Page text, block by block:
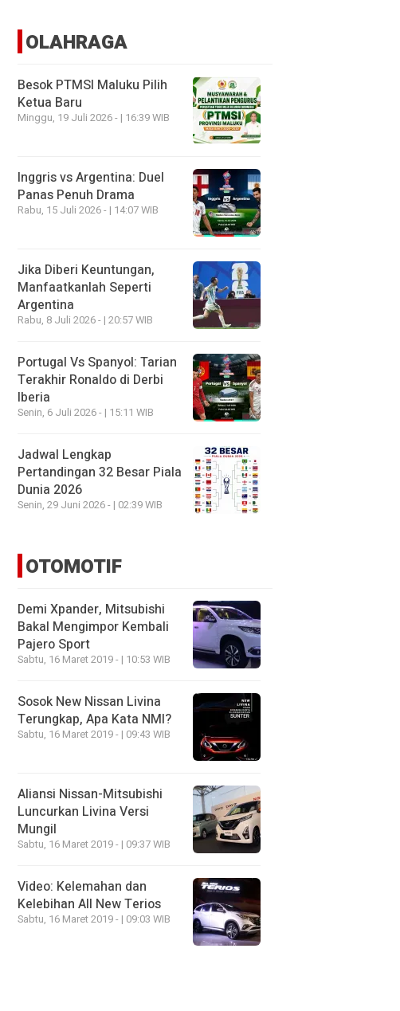
OLAHRAGA
Besok PTMSI Maluku Pilih
Ketua Baru
Minggu, 19 Juli 2026 - | 16:39 WIB
Inggris vs Argentina: Duel
Panas Penuh Drama
Rabu, 15 Juli 2026 - | 14:07 WIB
Jika Diberi Keuntungan,
Manfaatkanlah Seperti
Argentina
Rabu, 8 Juli 2026 - | 20:57 WIB
Portugal Vs Spanyol: Tarian
Terakhir Ronaldo di Derbi
Iberia
Senin, 6 Juli 2026 - | 15:11 WIB
Jadwal Lengkap
Pertandingan 32 Besar Piala
Dunia 2026
Senin, 29 Juni 2026 - | 02:39 WIB
OTOMOTIF
Demi Xpander, Mitsubishi
Bakal Mengimpor Kembali
Pajero Sport
Sabtu, 16 Maret 2019 - | 10:53 WIB
Sosok New Nissan Livina
Terungkap, Apa Kata NMI?
Sabtu, 16 Maret 2019 - | 09:43 WIB
Aliansi Nissan-Mitsubishi
Luncurkan Livina Versi
Mungil
Sabtu, 16 Maret 2019 - | 09:37 WIB
Video: Kelemahan dan
Kelebihan All New Terios
Sabtu, 16 Maret 2019 - | 09:03 WIB